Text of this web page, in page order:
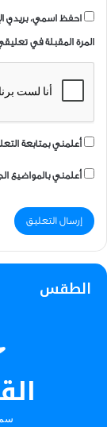
احفظ اسمي، بريدي
المرة المقبلة في
أعلمني بمتابعة
أعلمني بالمواضيع
الطقس